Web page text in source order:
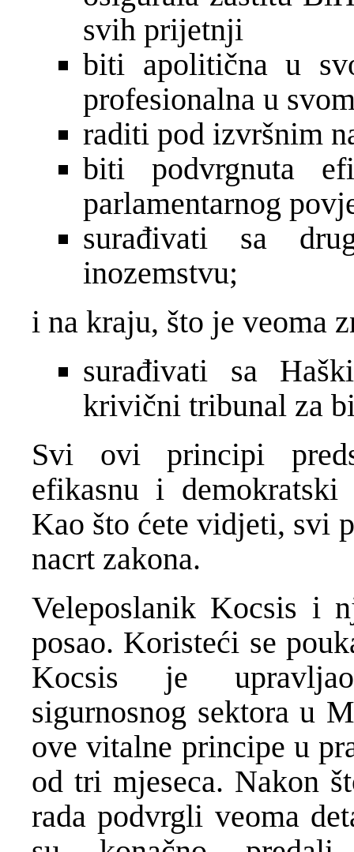
svih prijetnji
biti apolitična u
profesionalna u
raditi pod izvršnim
biti podvrgnuta
parlamentarnog
surađivati sa
inozemstvu;
i na kraju, što je veoma
surađivati sa
krivični tribunal za
Svi ovi principi
efikasnu i demokratski
Kao što ćete vidjeti, svi
nacrt zakona.
Veleposlanik Kocsis i
posao. Koristeći se
Kocsis je
sigurnosnog sektora u
ove vitalne principe u
od tri mjeseca. Nakon
rada podvrgli veoma